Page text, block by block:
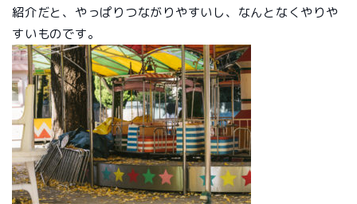
紹介だと、やっぱりつながりやすいし、なんとなくやりや
すいものです。